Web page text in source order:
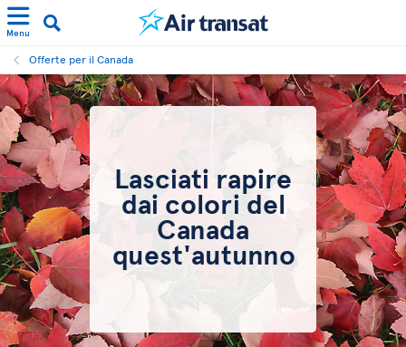
Menu
Offerte per il Canada
Lasciati rapire
dai colori del
Canada
quest'autunno